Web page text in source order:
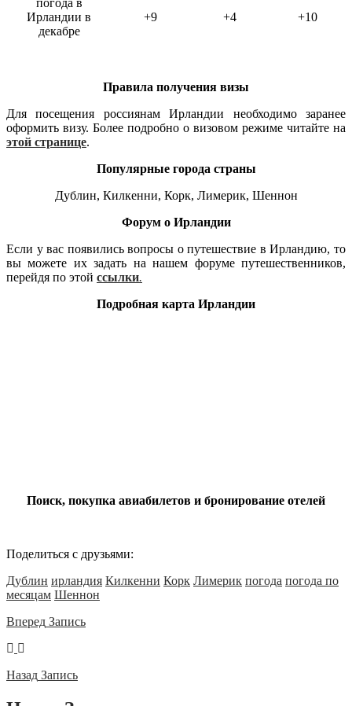
Ирландии в
декабре
+9 +4 +10
Правила получения визы
Для посещения россиянам Ирландии необходимо заранее
оформить визу. Более подробно о визовом режиме читайте на
этой странице.
Популярные города страны
Дублин, Килкенни, Корк, Лимерик, Шеннон
Форум о Ирландии
Если у вас появились вопросы о путешествие в Ирландию, то
вы можете их задать на нашем форуме путешественников,
перейдя по этой ссылки.
Подробная карта Ирландии
Поиск, покупка авиабилетов и бронирование отелей
Поделиться с друзьями:
Дублин ирландия Килкенни Корк Лимерик погода погода по
месяцам Шеннон
Вперед Запись
Назад Запись